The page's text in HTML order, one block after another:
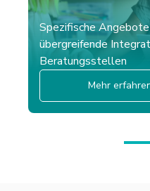
Spezifische
übergreifende
Beratungsstellen
Mehr